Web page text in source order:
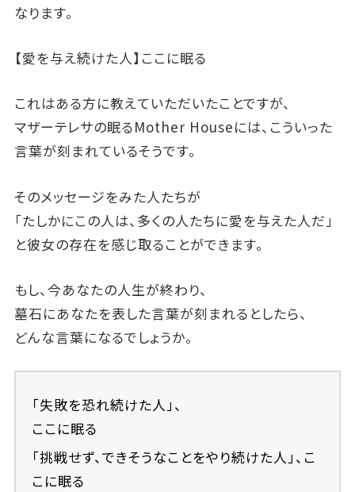
なります。
【愛を与え続けた人】ここに眠る
これはある方に教えていただいたことですが、
マザーテレサの眠るMother Houseには、こういった
言葉が刻まれているそうです。
そのメッセージをみた人たちが
「たしかにこの人は、多くの人たちに愛を与えた人だ」
と彼女の存在を感じ取ることができます。
もし、今あなたの人生が終わり、
墓石にあなたを表した言葉が刻まれるとしたら、
どんな言葉になるでしょうか。
「失敗を恐れ続けた人」、
ここに眠る
「挑戦せず、できそうなことをやり続けた人」、こ
こに眠る